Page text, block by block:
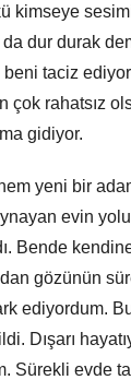
kimseye
da dur durak
taciz
çok rahatsız
gidiyor.
yeni bir
evin
Bende
gözünün
ediyordum.
Dışarı
Sürekli evde